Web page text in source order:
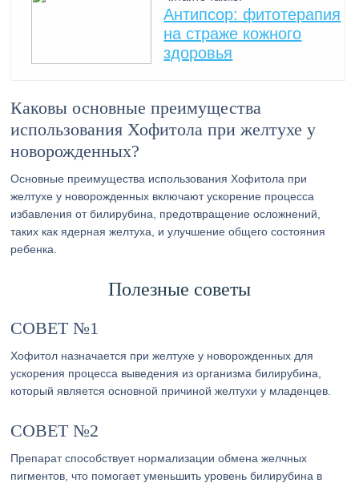
Антипсор: фитотерапия
на страже кожного
здоровья
Каковы основные преимущества
использования Хофитола при желтухе у
новорожденных?
Основные преимущества использования Хофитола при
желтухе у новорожденных включают ускорение процесса
избавления от билирубина, предотвращение осложнений,
таких как ядерная желтуха, и улучшение общего состояния
ребенка.
Полезные советы
СОВЕТ №1
Хофитол назначается при желтухе у новорожденных для
ускорения процесса выведения из организма билирубина,
который является основной причиной желтухи у младенцев.
СОВЕТ №2
Препарат способствует нормализации обмена желчных
пигментов, что помогает уменьшить уровень билирубина в